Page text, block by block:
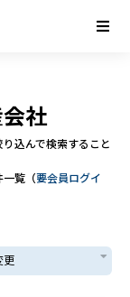
社
込んで検索すること
一覧（要会員ログイ
更